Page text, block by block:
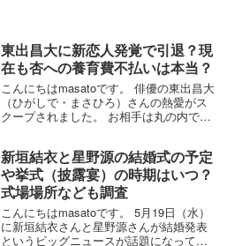
東出昌大に新恋人発覚で引退？現
在も杏への養育費不払いは本当？
こんにちはmasatoです。 俳優の東出昌大
（ひがしで・まさひろ）さんの熱愛がス
クープされました。 お相手は丸の内で外
です。 東出さんといえば、2020年1月に
女優...
新垣結衣と星野源の結婚式の予定
や挙式（披露宴）の時期はいつ？
式場場所なども調査
こんにちはmasatoです。 5月19日（水）
に新垣結衣さんと星野源さんが結婚発表
というビッグニュースが話題になってい